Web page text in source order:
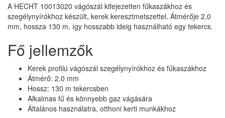
A HECHT 10013020 vágószál kifejezetten fűkaszákhoz és
szegélynyírókhoz készült, kerek keresztmetszettel. Átmérője 2,0
mm, hossza 130 m, így hosszabb ideig használható egy tekercs.
Fő jellemzők
Kerek profilú vágószál szegélynyírókhoz és fűkaszákhoz
Átmérő: 2,0 mm
Hossz: 130 m tekercsben
Alkalmas fű és könnyebb gaz vágására
Általános használatra, otthoni kerti munkákhoz